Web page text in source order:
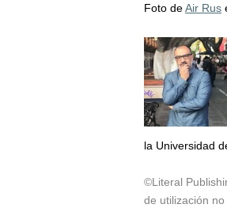
Foto deAir Rus
la Universidad
©Literal
de utilización